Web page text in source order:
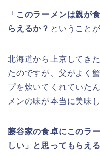
「 このラーメンは親が
らえるか？ ということ
北海道から上京してき
たのですが、父がよく
プを炊いてくれていた
メンの味が本当に美味
藤谷家の食卓にこのラ
しい」と思ってもらえ